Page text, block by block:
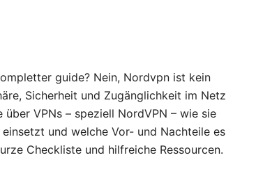
guide? Nein, Nordvpn ist kein
Sicherheit und Zugänglichkeit im Netz
VPNs – speziell NordVPN – wie sie
und welche Vor- und Nachteile es
Checkliste und hilfreiche Ressourcen.